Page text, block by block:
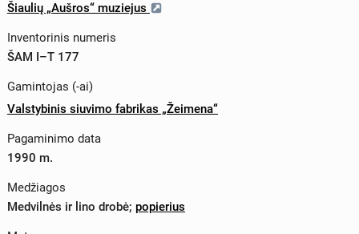
Šiaulių „Aušros“ muziejus
Inventorinis numeris
ŠAM I–T 177
Gamintojas (-ai)
Valstybinis siuvimo fabrikas „Žeimena“
Pagaminimo data
1990 m.
Medžiagos
Medvilnės ir lino drobė; popierius